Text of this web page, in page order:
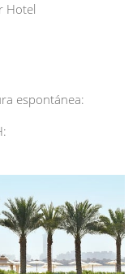
Hotel
espontánea: